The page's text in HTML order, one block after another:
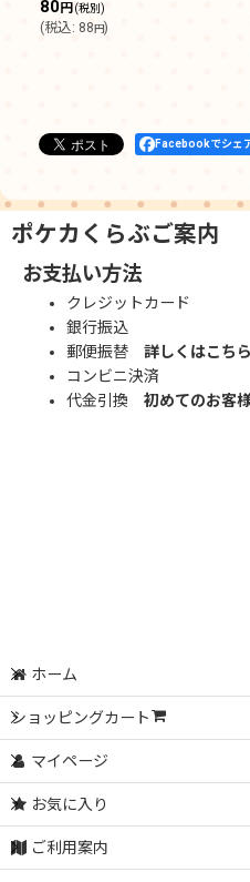
80円(税別)
(税込: 88円)
Facebookでシェ
ポケカくらぶご案内
お支払い方法
クレジットカード
銀行振込
郵便振替 詳しくはこちら
コンビニ決済
代金引換 初めてのお客
ホーム
ショッピングカート
マイページ
お気に入り
ご利用案内